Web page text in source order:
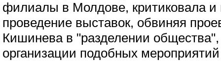
филиалы в Молдове, критиковала
проведение выставок, обвиняя
Кишинева в "разделении
организации подобных